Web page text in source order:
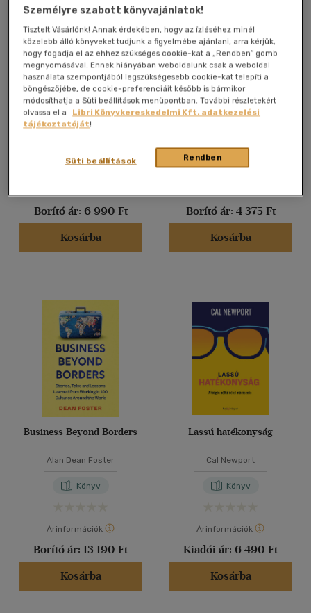
Alkalmaz
A szerzetes, aki eladta a
Ferrariját
Robin Sharma
Borító ár: 6 990 Ft
Kosárba
Asszertivitás
Könyv
Borító ár: 4 375 Ft
Kosárba
Business Beyond Borders
Alan Dean Foster
Könyv
Árinformációk
Borító ár: 13 190 Ft
Kosárba
Lassú hatékonyság
Cal Newport
Könyv
Árinformációk
Kiadói ár: 6 490 Ft
Kosárba
Személyre szabott könyvajánlatok!
Tisztelt Vásárlónk! Annak érdekében, hogy az ízléséhez minél
közelebb álló könyveket tudjunk a figyelmébe ajánlani, arra kérjük,
hogy fogadja el az ehhez szükséges cookie-kat a „Rendben” gomb
megnyomásával. Ennek hiányában weboldalunk csak a weboldal
használata szempontjából legszükségesebb cookie-kat telepíti a
böngészőjébe, de cookie-preferenciáit később is bármikor
módosíthatja a Süti beállítások menüpontban. További részletekért
olvassa el a
Libri Könyvkereskedelmi Kft. adatkezelési
tájékoztatóját!
Rendben
Süti beállítások